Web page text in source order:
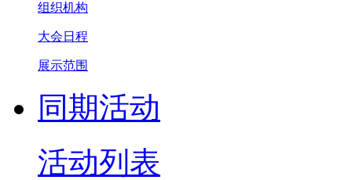
组织机构
大会日程
展示范围
同期活动
活动列表